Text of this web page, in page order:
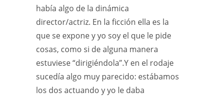
había algo de la dinámica
director/actriz. En la ficción ella es la
que se expone y yo soy el que le pide
cosas, como si de alguna manera
estuviese “dirigiéndola”.Y en el rodaje
sucedía algo muy parecido: estábamos
los dos actuando y yo le daba